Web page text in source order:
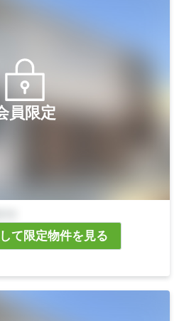
員限定
て限定物件を見る